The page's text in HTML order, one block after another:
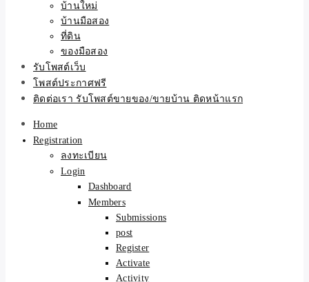
บ้านใหม่
บ้านมือสอง
ที่ดิน
ของมือสอง
รับโพสต์เว็บ
โพสต์ประกาศฟรี
ติดต่อเรา รับโพสต์ขายของ/ขายบ้าน ติดหน้าแรก
Home
Registration
ลงทะเบียน
Login
Dashboard
Members
Submissions
post
Register
Activate
Activity